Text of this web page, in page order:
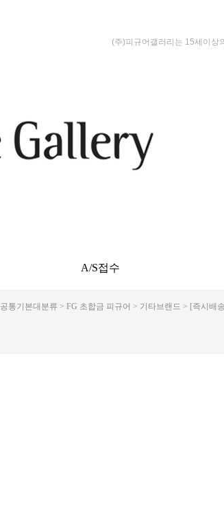
(주)피규어갤러리는 15세이상
A/S접수
공통기본대분류 > FG 초합금 피규어 > 기타브랜드 > [즉시배